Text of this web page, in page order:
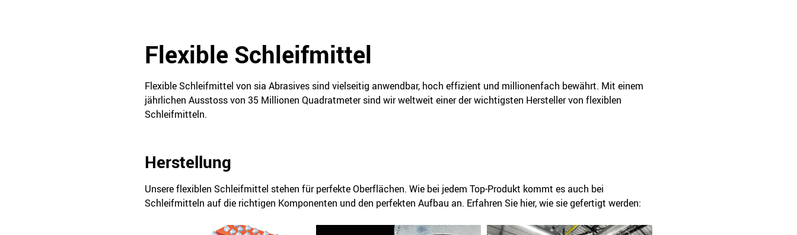
Flexible Schleifmittel
Flexible Schleifmittel von sia Abrasives sind vielseitig anwendbar, hoch effizient und millionenfach bewährt. Mit einem
jährlichen Ausstoss von 35 Millionen Quadratmeter sind wir weltweit einer der wichtigsten Hersteller von flexiblen
Schleifmitteln.
Herstellung
Unsere flexiblen Schleifmittel stehen für perfekte Oberflächen. Wie bei jedem Top-Produkt kommt es auch bei
Schleifmitteln auf die richtigen Komponenten und den perfekten Aufbau an. Erfahren Sie hier, wie sie gefertigt werden: